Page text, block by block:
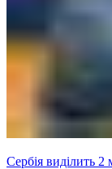
Сербія виділить